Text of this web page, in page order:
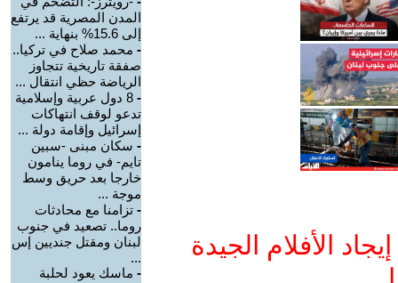
الأفلام الجيدة
المدن المصرية قد يرتفع
إلى 15.6% بنهاية ...
- محمد صلاح في تركيا..
صفقة تاريخية تتجاوز
الرياضة حظي انتقال ...
-
8 دول عربية وإسلامية
تدعو لوقف انتهاكات
إسرائيل وإقامة دولة ...
- سكان مبنى -سبين
تايم- في روما ينامون
خارجا بعد حريق وسط
موجة ...
- تزامنا مع محادثات
روما.. تصعيد في جنوب
لبنان ومقتل جنديين إس
...
- ماسك يعود لحلبة